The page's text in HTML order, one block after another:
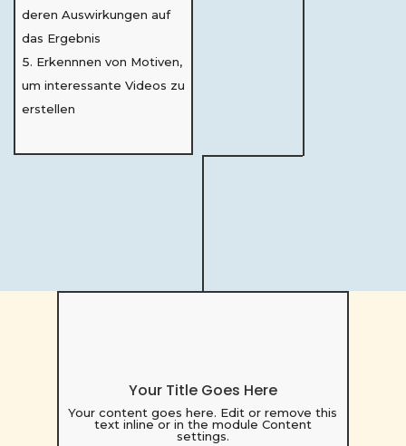
deren Auswirkungen auf
das Ergebnis
Erkennnen von Motiven,
um interessante Videos zu
erstellen
Your Title Goes Here
Your content goes here. Edit or remove this
text inline or in the module Content
settings.